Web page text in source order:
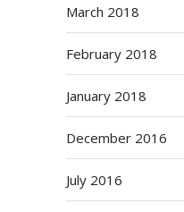
March 2018
February 2018
January 2018
December 2016
July 2016